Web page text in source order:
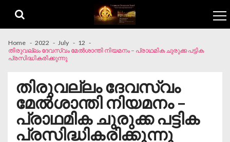
Home 2022 July
12
തിരുവല്ലം ദേവസ്വം മേൽശാന്തി നിയമനം – പ്രാഥമിക ചുരുക്ക പട്ടിക
പ്രസിദ്ധികരിക്കുന്നു
തിരുവല്ലം ദേവസ്വം
മേൽശാന്തി നിയമനം –
പ്രാഥമിക ചുരുക്ക പട്ടിക
പ്രസിദ്ധികരിക്കുന്നു